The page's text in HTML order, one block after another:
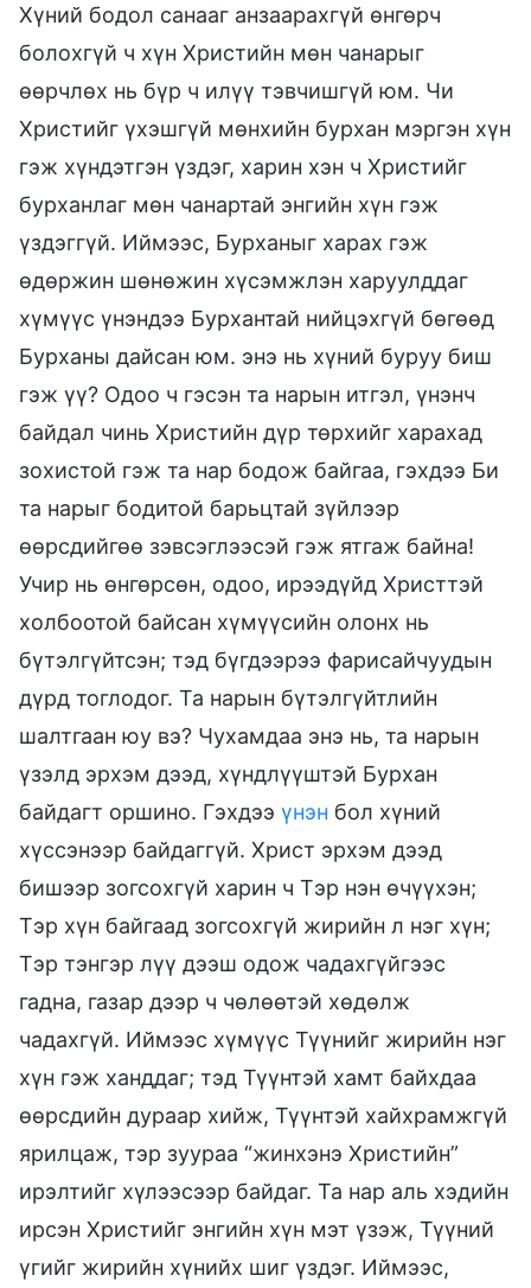
Хүний бодол санааг анзаарахгүй өнгөрч
болохгүй ч хүн Христийн мөн чанарыг
өөрчлөх нь бүр ч илүү тэвчишгүй юм. Чи
Христийг үхэшгүй мөнхийн бурхан мэргэн хүн
гэж хүндэтгэн үздэг, харин хэн ч Христийг
бурханлаг мөн чанартай энгийн хүн гэж
үздэггүй. Иймээс, Бурханыг харах гэж
өдөржин шөнөжин хүсэмжлэн харуулддаг
хүмүүс үнэндээ Бурхантай нийцэхгүй бөгөөд
Бурханы дайсан юм. энэ нь хүний буруу биш
гэж үү? Одоо ч гэсэн та нарын итгэл, үнэнч
байдал чинь Христийн дүр төрхийг харахад
зохистой гэж та нар бодож байгаа, гэхдээ Би
та нарыг бодитой барьцтай зүйлээр
өөрсдийгөө зэвсэглээсэй гэж ятгаж байна!
Учир нь өнгөрсөн, одоо, ирээдүйд Христтэй
холбоотой байсан хүмүүсийн олонх нь
бүтэлгүйтсэн; тэд бүгдээрээ фарисайчуудын
дүрд тоглодог. Та нарын бүтэлгүйтлийн
шалтгаан юу вэ? Чухамдаа энэ нь, та нарын
үзэлд эрхэм дээд, хүндлүүштэй Бурхан
байдагт оршино. Гэхдээ үнэн бол хүний
хүссэнээр байдаггүй. Христ эрхэм дээд
бишээр зогсохгүй харин ч Тэр нэн өчүүхэн;
Тэр хүн байгаад зогсохгүй жирийн л нэг хүн;
Тэр тэнгэр лүү дээш одож чадахгүйгээс
гадна, газар дээр ч чөлөөтэй хөдөлж
чадахгүй. Иймээс хүмүүс Түүнийг жирийн нэг
хүн гэж ханддаг; тэд Түүнтэй хамт байхдаа
өөрсдийн дураар хийж, Түүнтэй хайхрамжгүй
ярилцаж, тэр зуураа “жинхэнэ Христийн”
ирэлтийг хүлээсээр байдаг. Та нар аль хэдийн
ирсэн Христийг энгийн хүн мэт үзэж, Түүний
үгийг жирийн хүнийх шиг үздэг. Иймээс,